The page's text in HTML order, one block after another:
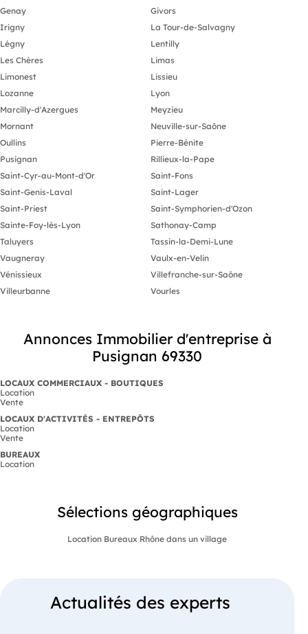
Genay
Givors
Irigny
La Tour-de-Salvagny
Légny
Lentilly
Les Chères
Limas
Limonest
Lissieu
Lozanne
Lyon
Marcilly-d'Azergues
Meyzieu
Mornant
Neuville-sur-Saône
Oullins
Pierre-Bénite
Pusignan
Rillieux-la-Pape
Saint-Cyr-au-Mont-d'Or
Saint-Fons
Saint-Genis-Laval
Saint-Lager
Saint-Priest
Saint-Symphorien-d'Ozon
Sainte-Foy-lès-Lyon
Sathonay-Camp
Taluyers
Tassin-la-Demi-Lune
Vaugneray
Vaulx-en-Velin
Vénissieux
Villefranche-sur-Saône
Villeurbanne
Vourles
Annonces Immobilier d'entreprise à
Pusignan 69330
LOCAUX COMMERCIAUX - BOUTIQUES
Location
Vente
LOCAUX D'ACTIVITÉS - ENTREPÔTS
Location
Vente
BUREAUX
Location
Sélections géographiques
Location Bureaux Rhône dans un village
Actualités des experts